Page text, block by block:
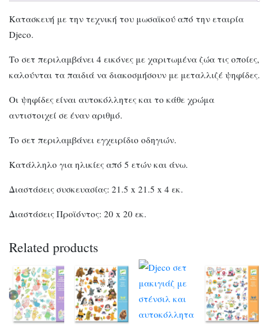
Κατασκευή με την τεχνική του μωσαϊκού από την εταιρία
Djeco.
Το σετ περιλαμβάνει 4 εικόνες με χαριτωμένα ζώα τις οποίες,
καλούνται τα παιδιά να διακοσμήσουν με μεταλλιζέ ψηφίδες.
Οι ψηφίδες είναι αυτοκόλλητες και το κάθε χρώμα
αντιστοιχεί σε έναν αριθμό.
Το σετ περιλαμβάνει εγχειρίδιο οδηγιών.
Κατάλληλο για ηλικίες από 5 ετών και άνω.
Διαστάσεις συσκευασίας: 21.5 x 21.5 x 4 εκ.
Διαστάσεις Προϊόντος: 20 x 20 εκ.
Related products